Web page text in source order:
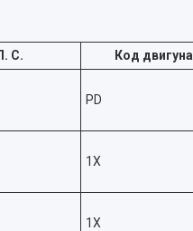
С. Код двигуна
PD
1X
1X